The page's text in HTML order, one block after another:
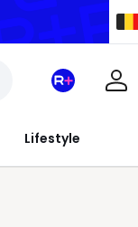
Lifestyle
Mon
Redoute